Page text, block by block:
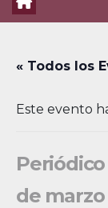
« Todos los
Este evento
de